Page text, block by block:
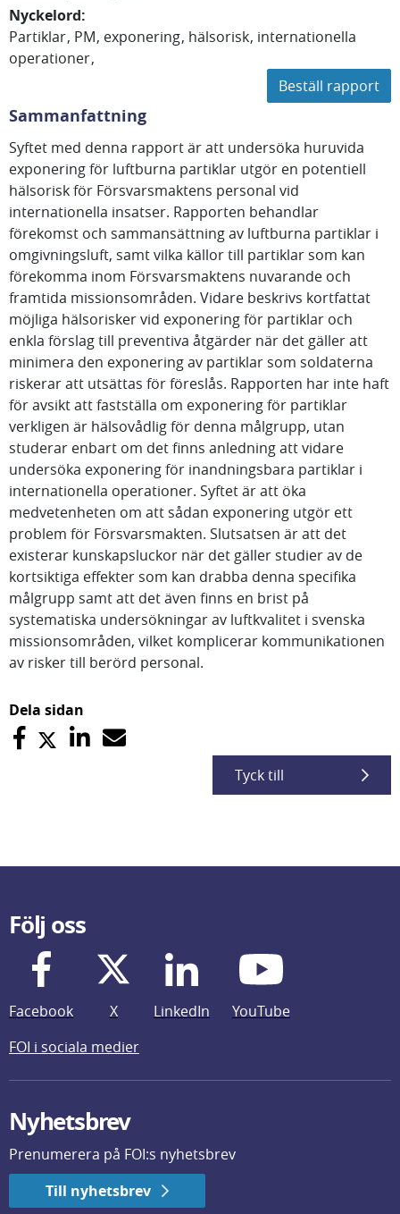
Nyckelord:
Partiklar PM exponering hälsorisk internationella
operationer
Beställ rapport
Sammanfattning
Syftet med denna rapport är att undersöka huruvida
exponering för luftburna partiklar utgör en potentiell
hälsorisk för Försvarsmaktens personal vid
internationella insatser. Rapporten behandlar
förekomst och sammansättning av luftburna partiklar i
omgivningsluft, samt vilka källor till partiklar som kan
förekomma inom Försvarsmaktens nuvarande och
framtida missionsområden. Vidare beskrivs kortfattat
möjliga hälsorisker vid exponering för partiklar och
enkla förslag till preventiva åtgärder när det gäller att
minimera den exponering av partiklar som soldaterna
riskerar att utsättas för föreslås. Rapporten har inte haft
för avsikt att fastställa om exponering för partiklar
verkligen är hälsovådlig för denna målgrupp, utan
studerar enbart om det finns anledning att vidare
undersöka exponering för inandningsbara partiklar i
internationella operationer. Syftet är att öka
medvetenheten om att sådan exponering utgör ett
problem för Försvarsmakten. Slutsatsen är att det
existerar kunskapsluckor när det gäller studier av de
kortsiktiga effekter som kan drabba denna specifika
målgrupp samt att det även finns en brist på
systematiska undersökningar av luftkvalitet i svenska
missionsområden, vilket komplicerar kommunikationen
av risker till berörd personal.
Dela sidan
Tyck till
Följ oss
Facebook X LinkedIn
YouTube
FOI i sociala medier
Nyhetsbrev
Prenumerera på FOI:s nyhetsbrev
Till nyhetsbrev